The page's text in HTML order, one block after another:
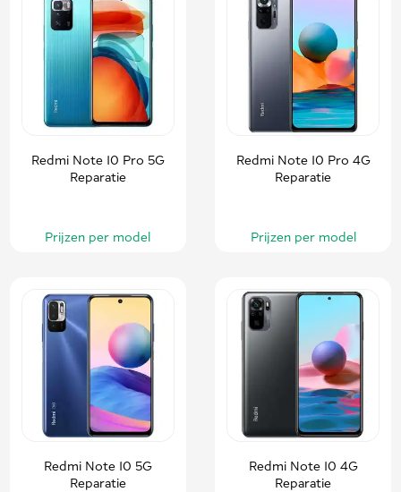
Redmi Note 10 Pro 5G
Reparatie
Prijzen per model
Redmi Note 10 Pro 4G
Reparatie
Prijzen per model
Redmi Note 10 5G
Reparatie
Redmi Note 10 4G
Reparatie